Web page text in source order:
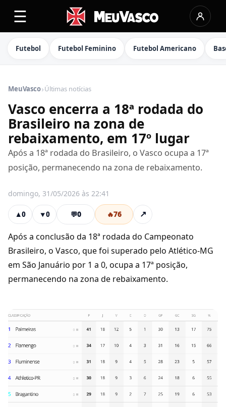
☰
Futebol Futebol Feminino Futebol Americano
MeuVasco›Últimas notícias
Vasco encerra a 18ª rodada do
Brasileiro na zona de
rebaixamento, em 17º lugar
Após a 18ª rodada do Brasileiro, o Vasco ocupa a 17ª
posição, permanecendo na zona de rebaixamento.
domingo, 31/05/2026 às 22:41
▲0 ▼0 💬0 🔥76 ↗
Após a conclusão da 18ª rodada do Campeonato
Brasileiro, o Vasco, que foi superado pelo Atlético-MG
em São Januário por 1 a 0, ocupa a 17ª posição,
permanecendo na zona de rebaixamento.